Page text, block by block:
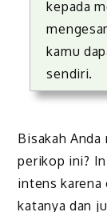
kepada
kamu
sendiri.
BisakahAnda
perikop ini?
intenskarena
katanya dan